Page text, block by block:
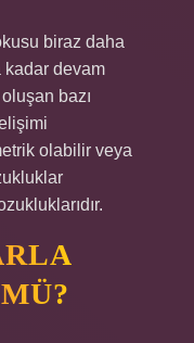
biraz daha
kadar devam
bazı
olabilir veya